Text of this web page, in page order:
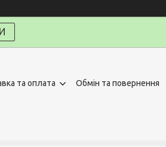
та оплата Обмін та повернення